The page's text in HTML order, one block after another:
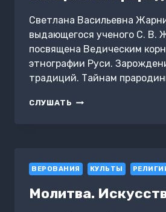
Светлана Васильевна
выдающегося ученого С. В.
посвящена Ведическим
этнографии Руси.
традиций. Тайнам
СЛУШАТЬ РУСЬ
ВЕРОВАНИЯ КУЛЬТЫ
Молитва.